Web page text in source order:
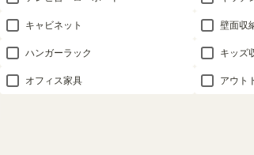
キャビネット 壁面収
ハンガーラック キッズ
オフィス家具 アウト